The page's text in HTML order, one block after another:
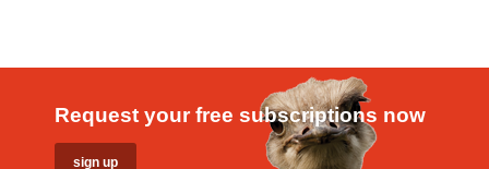
Request your free subscriptions now